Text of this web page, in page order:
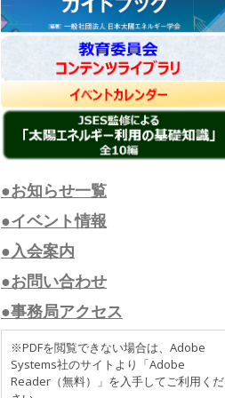
●お知らせ一覧
●イベント情報
●入会案内
●お問い合わせ
●事務局アクセス
※PDFを閲覧できない場合は、Adobe
Systems社のサイトより「Adobe
Reader（無料）」を入手してご利用くだ